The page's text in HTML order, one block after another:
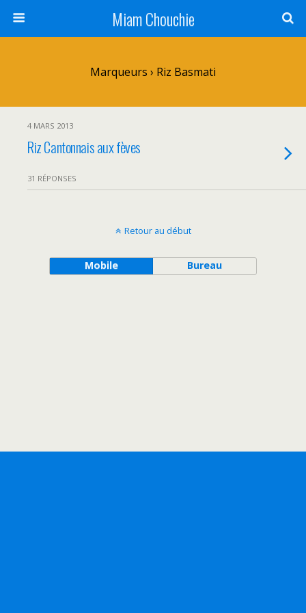
Miam Chouchie
Marqueurs › Riz Basmati
4 MARS 2013
Riz Cantonnais aux fèves
31 RÉPONSES
Retour au début
Mobile Bureau